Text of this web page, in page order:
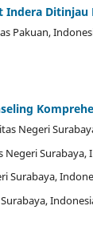
Pakuan,
Negeri
Negeri Surabaya,
Surabaya,